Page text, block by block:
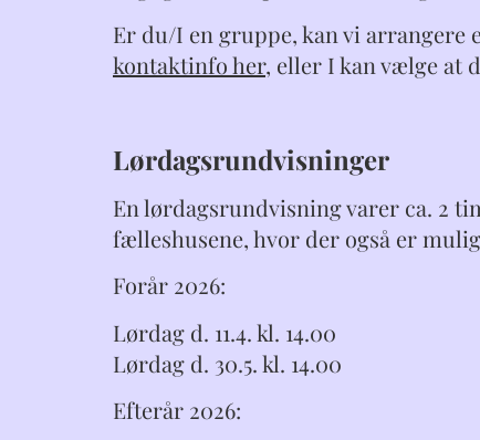
Er du/I en gruppe, kan vi
kontaktinfo her, eller I kan vælge at
Lørdagsrundvisninger
En lørdagsrundvisning varer ca. 2
fælleshusene, hvor der også er
Forår 2026:
Lørdag d. 11.4. kl. 14.00
Lørdag d. 30.5. kl. 14.00
Efterår 2026: